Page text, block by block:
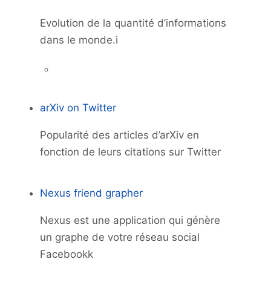
Evolution de la quantité d’informations
dans le monde.i
arXiv on Twitter
Popularité des articles d’arXiv en
fonction de leurs citations sur Twitter
Nexus friend grapher
Nexus est une application qui génère
un graphe de votre réseau social
Facebookk